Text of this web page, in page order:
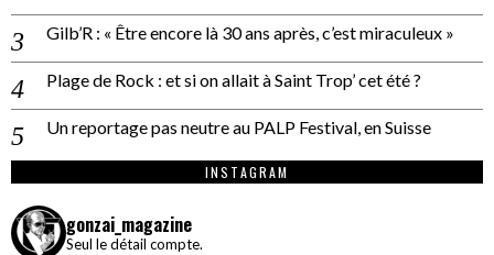
Gilb’R : « Être encore là 30 ans après, c’est miraculeux »
Plage de Rock : et si on allait à Saint Trop’ cet été ?
Un reportage pas neutre au PALP Festival, en Suisse
INSTAGRAM
gonzai_magazine
Seul le détail compte.